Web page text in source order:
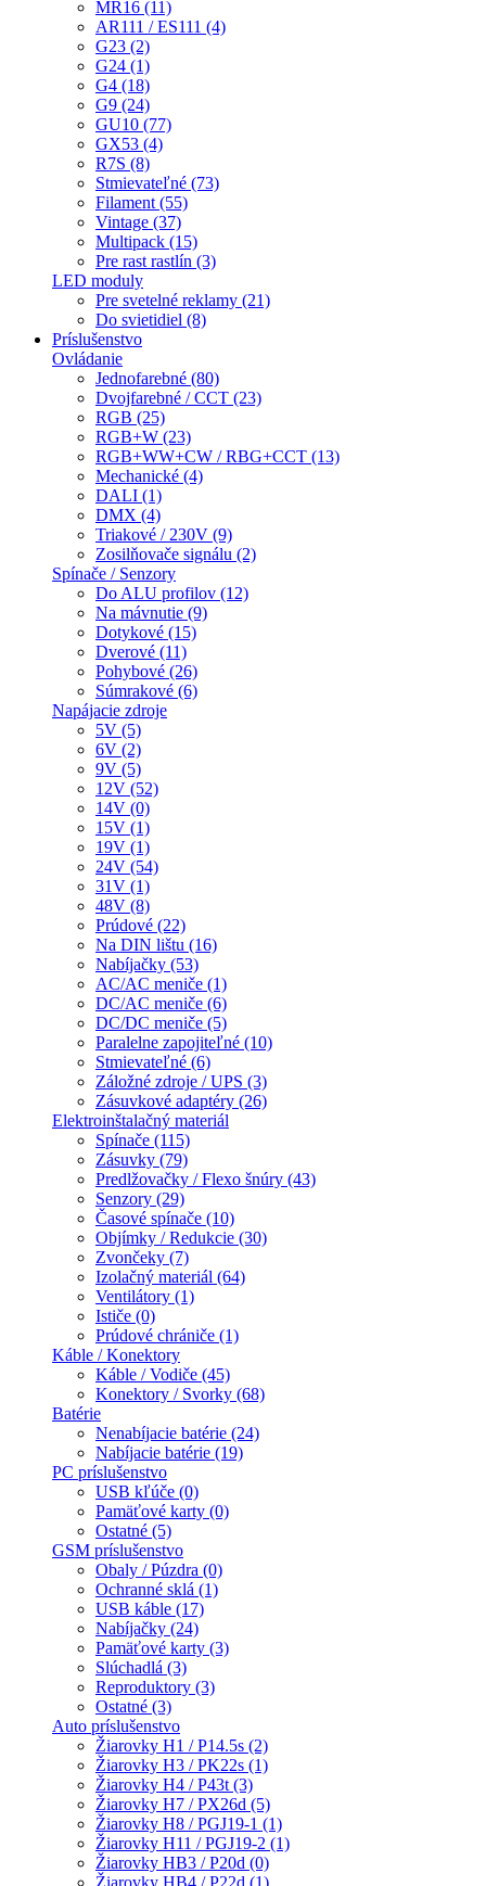
MR16 (11)
AR111 / ES111 (4)
G23 (2)
G24 (1)
G4 (18)
G9 (24)
GU10 (77)
GX53 (4)
R7S (8)
Stmievateľné (73)
Filament (55)
Vintage (37)
Multipack (15)
Pre rast rastlín (3)
LED moduly
Pre svetelné reklamy (21)
Do svietidiel (8)
Príslušenstvo
Ovládanie
Jednofarebné (80)
Dvojfarebné / CCT (23)
RGB (25)
RGB+W (23)
RGB+WW+CW / RBG+CCT (13)
Mechanické (4)
DALI (1)
DMX (4)
Triakové / 230V (9)
Zosilňovače signálu (2)
Spínače / Senzory
Do ALU profilov (12)
Na mávnutie (9)
Dotykové (15)
Dverové (11)
Pohybové (26)
Súmrakové (6)
Napájacie zdroje
5V (5)
6V (2)
9V (5)
12V (52)
14V (0)
15V (1)
19V (1)
24V (54)
31V (1)
48V (8)
Prúdové (22)
Na DIN lištu (16)
Nabíjačky (53)
AC/AC meniče (1)
DC/AC meniče (6)
DC/DC meniče (5)
Paralelne zapojiteľné (10)
Stmievateľné (6)
Záložné zdroje / UPS (3)
Zásuvkové adaptéry (26)
Elektroinštalačný materiál
Spínače (115)
Zásuvky (79)
Predlžovačky / Flexo šnúry (43)
Senzory (29)
Časové spínače (10)
Objímky / Redukcie (30)
Zvončeky (7)
Izolačný materiál (64)
Ventilátory (1)
Ističe (0)
Prúdové chrániče (1)
Káble / Konektory
Káble / Vodiče (45)
Konektory / Svorky (68)
Batérie
Nenabíjacie batérie (24)
Nabíjacie batérie (19)
PC príslušenstvo
USB kľúče (0)
Pamäťové karty (0)
Ostatné (5)
GSM príslušenstvo
Obaly / Púzdra (0)
Ochranné sklá (1)
USB káble (17)
Nabíjačky (24)
Pamäťové karty (3)
Slúchadlá (3)
Reproduktory (3)
Ostatné (3)
Auto príslušenstvo
Žiarovky H1 / P14.5s (2)
Žiarovky H3 / PK22s (1)
Žiarovky H4 / P43t (3)
Žiarovky H7 / PX26d (5)
Žiarovky H8 / PGJ19-1 (1)
Žiarovky H11 / PGJ19-2 (1)
Žiarovky HB3 / P20d (0)
Žiarovky HB4 / P22d (1)